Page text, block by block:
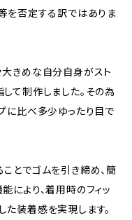
を否定する訳ではありま
きめな自分自身がスト
て制作しました。その為
に比べ多少ゆったり目で
とでゴムを引き締め、簡
により、着用時のフィッ
た装着感を実現します。